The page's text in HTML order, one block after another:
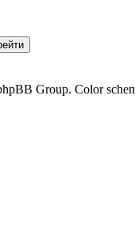
Group. Color